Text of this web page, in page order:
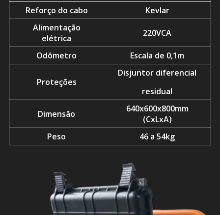
Reforço do cabo
Kevlar
Alimentação
elétrica
220VCA
Odômetro Escala de 0,1m
Proteções
Disjuntor diferencial
residual
Dimensão
640x600x800mm
(CxLxA)
Peso
46 a 54kg